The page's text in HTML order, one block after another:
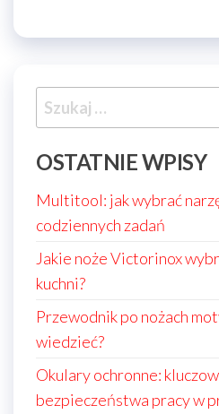
Szukaj:
OSTATNIE WPISY
Multitool: jak wybrać
codziennych zadań
Jakie noże Victorinox
kuchni?
Przewodnik po nożach
wiedzieć?
Okulary ochronne:
bezpieczeństwa pracy w